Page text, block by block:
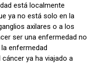
está localmente
ya no está solo en la
axilares o a los
ser una enfermedad no
enfermedad
ya ha viajado a